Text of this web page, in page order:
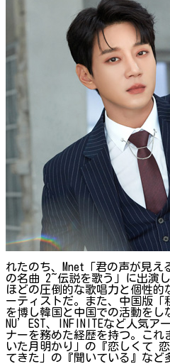
れたのち、Mnet「君の声が見
の名曲 2~伝説を歌う」に出演
ほどの圧倒的な歌唱力と個性的
ーティストだ。また、中国版「
を博し韓国と中国での活動を
NU’EST、INFINITEなど人気ア
ナーを務めた経歴を持つ。これ
いた月明かり」の『恋しくて
てきた」の『聞いている』など